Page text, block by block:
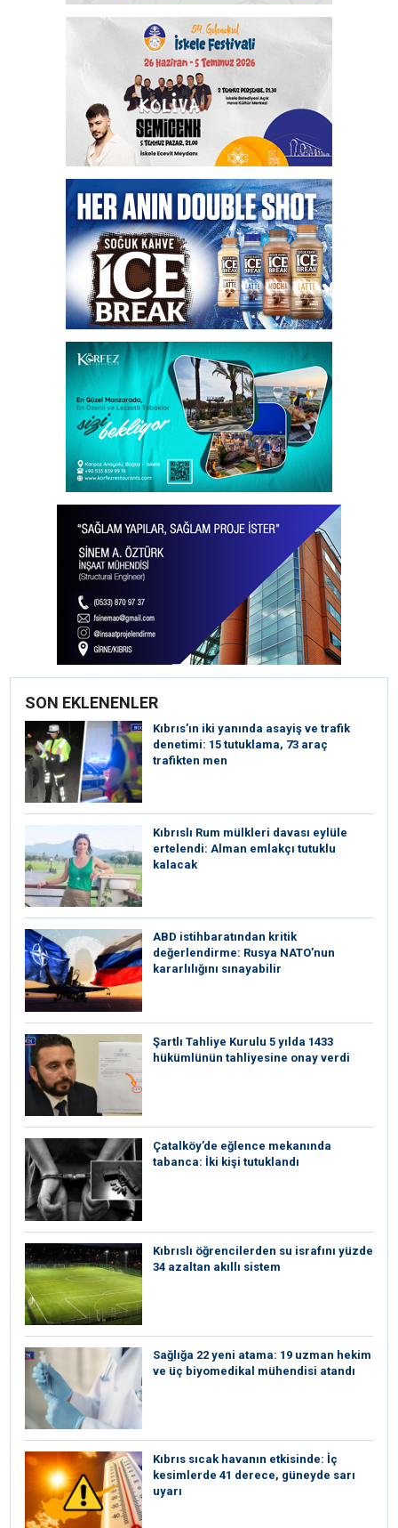
SON EKLENENLER
Kıbrıs’ın iki yanında asayiş ve trafik
denetimi: 15 tutuklama, 73 araç
trafikten men
Kıbrıslı Rum mülkleri davası eylüle
ertelendi: Alman emlakçı tutuklu
kalacak
ABD istihbaratından kritik
değerlendirme: Rusya NATO’nun
kararlılığını sınayabilir
Şartlı Tahliye Kurulu 5 yılda 1433
hükümlünün tahliyesine onay verdi
Çatalköy’de eğlence mekanında
tabanca: İki kişi tutuklandı
Kıbrıslı öğrencilerden su israfını yüzde
34 azaltan akıllı sistem
Sağlığa 22 yeni atama: 19 uzman hekim
ve üç biyomedikal mühendisi atandı
Kıbrıs sıcak havanın etkisinde: İç
kesimlerde 41 derece, güneyde sarı
uyarı